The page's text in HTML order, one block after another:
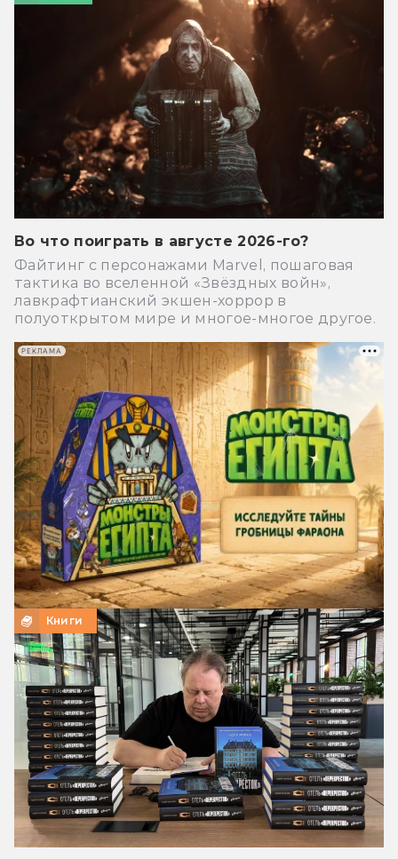
Во что поиграть в августе 2026-го?
Файтинг с персонажами Marvel, пошаговая
тактика во вселенной «Звёздных войн»,
лавкрафтианский экшен-хоррор в
полуоткрытом мире и многое-многое другое.
Книги
РЕКЛАМА